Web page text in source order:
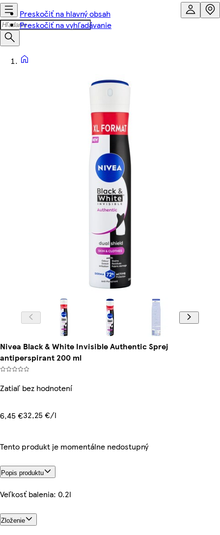
Preskočiť na hlavný obsah
Preskočiť na vyhľadávanie
Nivea Black & White Invisible Authentic Sprej
antiperspirant 200 ml
Zatiaľ bez hodnotení
6,45 €32,25 €/l
Tento produkt je momentálne nedostupný
Popis produktu
Veľkosť balenia: 0.2l
Zloženie